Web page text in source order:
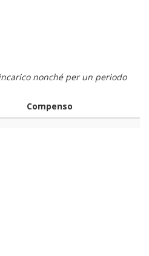
nonché per un periodo
Compenso